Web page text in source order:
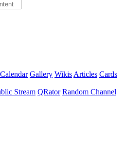
Calendar Gallery Wikis Articles Cards
Stream QRator Random Channel